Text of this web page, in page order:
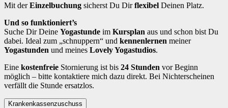
Mit derEinzelbuchung sicherst Du Dirflexibel Deinen Platz.
Und so funktioniert’s
Suche Dir Deine Yogastunde im Kursplan aus und schon bist Du
dabei. Ideal zum „schnuppern“ und kennenlernen meiner
Yogastunden und meines Lovely Yogastudios.
Eine kostenfreie Stornierung ist bis 24 Stunden vor Beginn
möglich – bitte kontaktiere mich dazu direkt. Bei Nichterscheinen
verfällt die Stunde ersatzlos.
Krankenkassenzuschuss